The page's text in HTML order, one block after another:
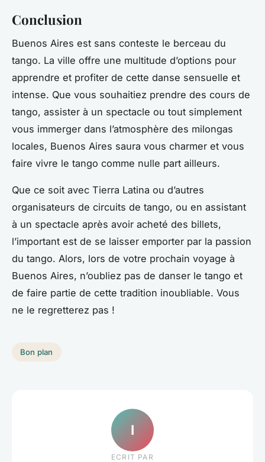
Conclusion
Buenos Aires est sans conteste le berceau du
tango. La ville offre une multitude d’options pour
apprendre et profiter de cette danse sensuelle et
intense. Que vous souhaitiez prendre des cours de
tango, assister à un spectacle ou tout simplement
vous immerger dans l’atmosphère des milongas
locales, Buenos Aires saura vous charmer et vous
faire vivre le tango comme nulle part ailleurs.
Que ce soit avec Tierra Latina ou d’autres
organisateurs de circuits de tango, ou en assistant
à un spectacle après avoir acheté des billets,
l’important est de se laisser emporter par la passion
du tango. Alors, lors de votre prochain voyage à
Buenos Aires, n’oubliez pas de danser le tango et
de faire partie de cette tradition inoubliable. Vous
ne le regretterez pas !
Bon plan
I
ECRIT PAR